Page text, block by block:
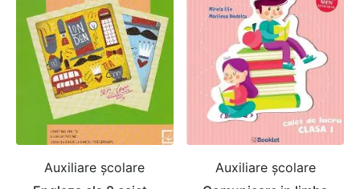
Auxiliare şcolare
Auxiliare şcolare